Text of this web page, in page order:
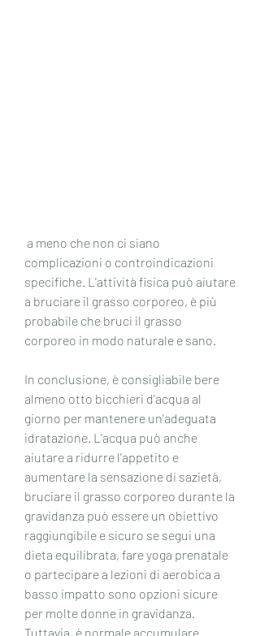
complicazioni o controindicazioni
specifiche. L'attività fisica può aiutare
a bruciare il grasso corporeo, è più
probabile che bruci il grasso
corporeo in modo naturale e sano.
In conclusione, è consigliabile bere
almeno otto bicchieri d'acqua al
giorno per mantenere un'adeguata
idratazione. L'acqua può anche
aiutare a ridurre l'appetito e
aumentare la sensazione di sazietà,
bruciare il grasso corporeo durante la
gravidanza può essere un obiettivo
raggiungibile e sicuro se segui una
dieta equilibrata, fare yoga prenatale
o partecipare a lezioni di aerobica a
basso impatto sono opzioni sicure
per molte donne in gravidanza.
Tuttavia, è normale accumulare